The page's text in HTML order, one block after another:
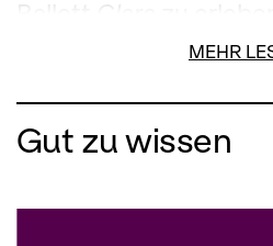
Gesprächskonzert am
unterhält sie sich mit
überClara Schumann
Frauen
und spielt u.a.
SchumannsCarnaval
MEHR
Gut zu wissen